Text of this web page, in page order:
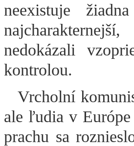
neexistuje
nedokázali
kontrolou.
Vrcholní
ale ľudia v
prachu sa